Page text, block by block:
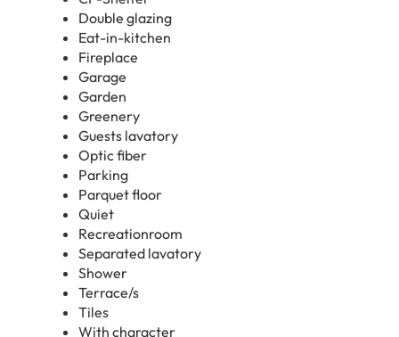
Double glazing
Eat-in-kitchen
Fireplace
Garage
Garden
Greenery
Guests lavatory
Optic fiber
Parking
Parquet floor
Quiet
Recreationroom
Separated lavatory
Shower
Terrace/s
Tiles
With character